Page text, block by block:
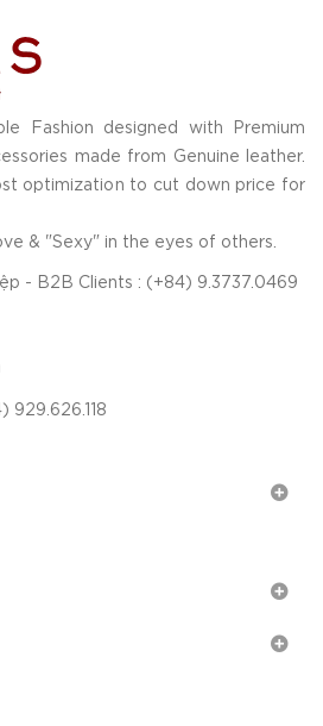
Fashion designed with Premium
made from Genuine leather.
optimization to cut down price for
& "Sexy" in the eyes of others.
- B2B Clients : (+84) 9.3737.0469
929.626.118